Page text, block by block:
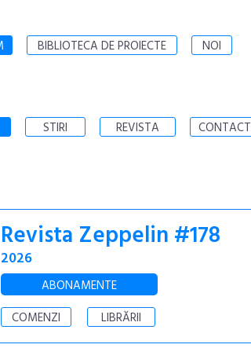
BIBLIOTECA DE PROIECTE NOI
STIRI REVISTA CONTACT
Revista Zeppelin #178
2026
ABONAMENTE
COMENZI
LIBRĂRII